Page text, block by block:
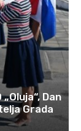
Dan
Grada